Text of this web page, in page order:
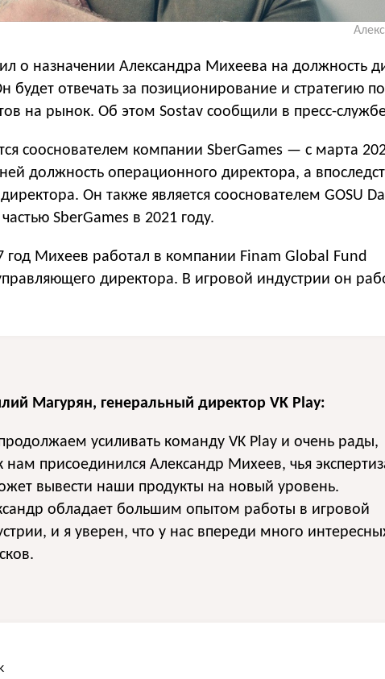
о назначении Александра Михеева на должность
будет отвечать за позиционирование и стратегию
на рынок. Об этом Sostav сообщили в пресс-
сооснователем компании SberGames — с марта
должность операционного директора, а
Он также является сооснователем GOSU
SberGames в 2021 году.
год Михеев работал в компании Finam Global Fund
директора. В игровой индустрии он
Магурян, генеральный директор VK Play:
усиливать команду VK Play и очень рады,
нам присоединился Александр Михеев, чья
вывести наши продукты на новый уровень.
обладает большим опытом работы в игровой
и я уверен, что у нас впереди много